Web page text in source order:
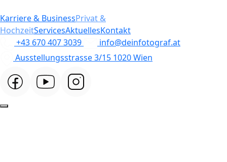
Karriere & BusinessPrivat &
HochzeitServicesAktuellesKontakt
+43 670 407 3039
info@deinfotograf.at
Ausstellungsstrasse 3/15 1020 Wien